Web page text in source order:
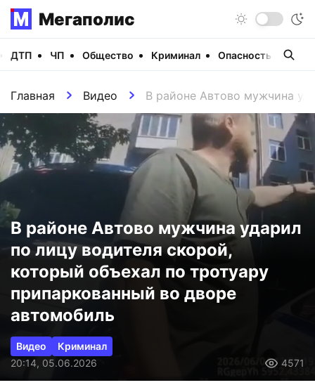
Мегаполис
ДТП ЧП Общество Криминал Опасность
Главная Видео В районе Автово мужчина
В районе Автово мужчина ударил
по лицу водителя скорой,
который объехал по тротуару
припаркованный во дворе
автомобиль
Видео
Криминал
20:14, 05.06.2026
4571